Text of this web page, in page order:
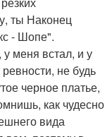
ты Наконец
- Шопе".
меня встал, и у
не будь
черное платье,
как чудесно
вида